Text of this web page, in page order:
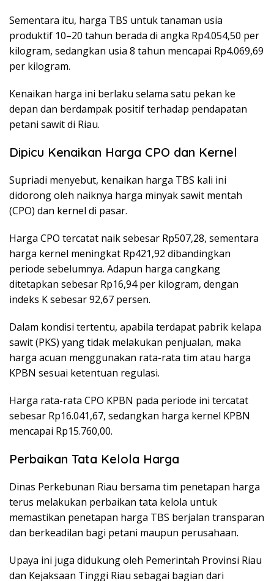
Sementara itu, harga TBS untuk tanaman usia
produktif 10–20 tahun berada di angka Rp4.054,50 per
kilogram, sedangkan usia 8 tahun mencapai Rp4.069,69
per kilogram.
Kenaikan harga ini berlaku selama satu pekan ke
depan dan berdampak positif terhadap pendapatan
petani sawit di Riau.
Dipicu Kenaikan Harga CPO dan Kernel
Supriadi menyebut, kenaikan harga TBS kali ini
didorong oleh naiknya harga minyak sawit mentah
(CPO) dan kernel di pasar.
Harga CPO tercatat naik sebesar Rp507,28, sementara
harga kernel meningkat Rp421,92 dibandingkan
periode sebelumnya. Adapun harga cangkang
ditetapkan sebesar Rp16,94 per kilogram, dengan
indeks K sebesar 92,67 persen.
Dalam kondisi tertentu, apabila terdapat pabrik kelapa
sawit (PKS) yang tidak melakukan penjualan, maka
harga acuan menggunakan rata-rata tim atau harga
KPBN sesuai ketentuan regulasi.
Harga rata-rata CPO KPBN pada periode ini tercatat
sebesar Rp16.041,67, sedangkan harga kernel KPBN
mencapai Rp15.760,00.
Perbaikan Tata Kelola Harga
Dinas Perkebunan Riau bersama tim penetapan harga
terus melakukan perbaikan tata kelola untuk
memastikan penetapan harga TBS berjalan transparan
dan berkeadilan bagi petani maupun perusahaan.
Upaya ini juga didukung oleh Pemerintah Provinsi Riau
dan Kejaksaan Tinggi Riau sebagai bagian dari